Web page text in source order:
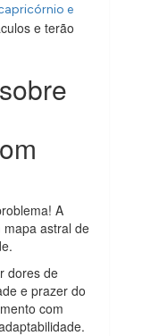
e
e terão
A
astral de
dores de
e prazer do
com